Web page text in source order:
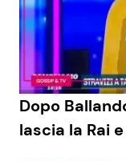
Dopo
lascia la Rai